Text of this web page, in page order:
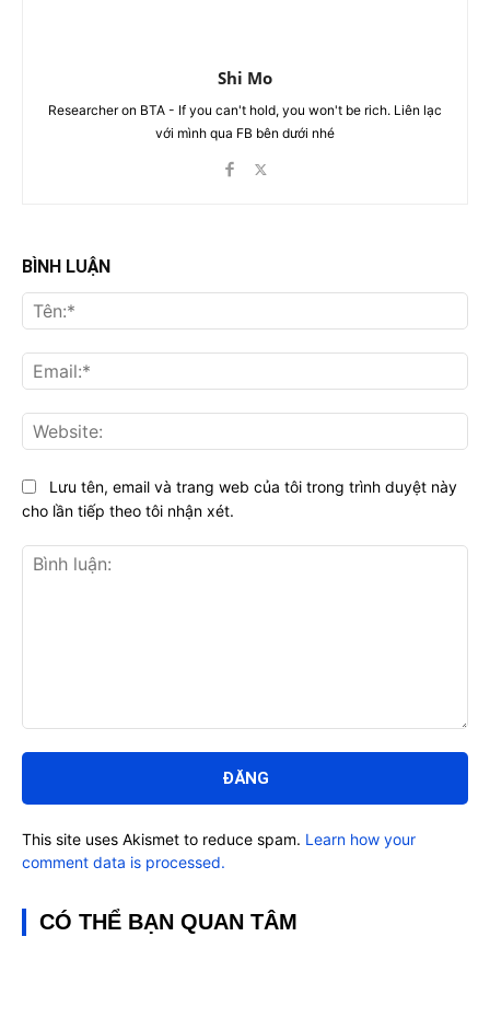
Shi Mo
Researcher on BTA - If you can't hold, you won't be rich. Liên lạc
với mình qua FB bên dưới nhé
BÌNH LUẬN
luận:
Lưu tên, email và trang web của tôi trong trình duyệt này
cho lần tiếp theo tôi nhận xét.
This site uses Akismet to reduce spam. Learn how your
comment data is processed.
CÓ THỂ BẠN QUAN TÂM